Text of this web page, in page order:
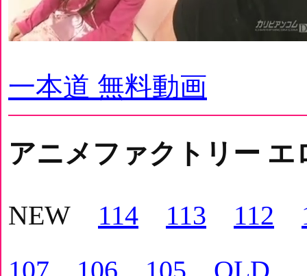
一本道 無料動画
アニメファクトリー
NEW 114 113 112